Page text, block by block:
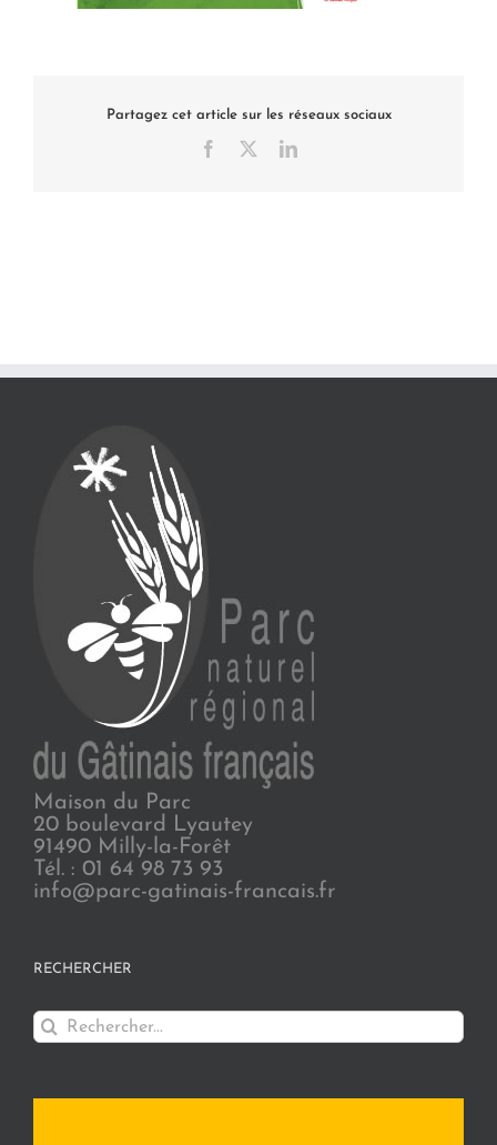
Partagez cet article sur les réseaux sociaux
Facebook LinkedIn
Maison du Parc
20 boulevard Lyautey
91490 Milly-la-Forêt
Tél. : 01 64 98 73 93
info@parc-gatinais-francais.fr
RECHERCHER
Rechercher: